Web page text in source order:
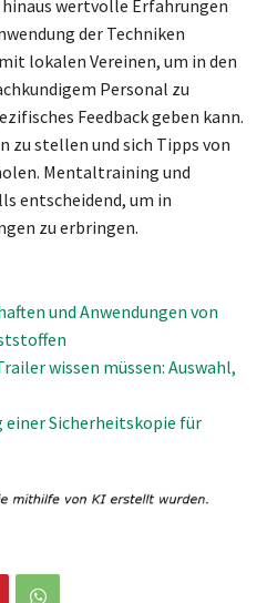
wertvolle Erfahrungen
der Techniken
lokalen Vereinen, um in den
Personal zu
Feedback geben kann.
zu stellen und sich Tipps von
Mentaltraining und
entscheidend, um in
zu erbringen.
und Anwendungen von
wissen müssen: Auswahl,
Sicherheitskopie für